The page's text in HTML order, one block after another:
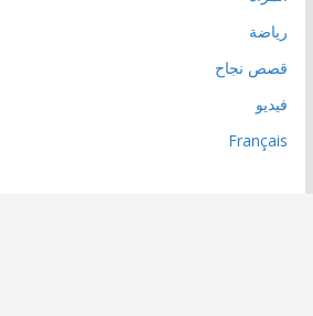
رياضة
قصص نجاح
فيديو
Français